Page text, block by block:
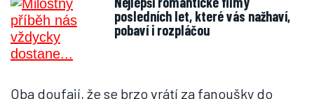
posledních let, které vás nažhaví,
pobaví i rozpláčou
Oba doufají, že se brzo vrátí za fanoušky do